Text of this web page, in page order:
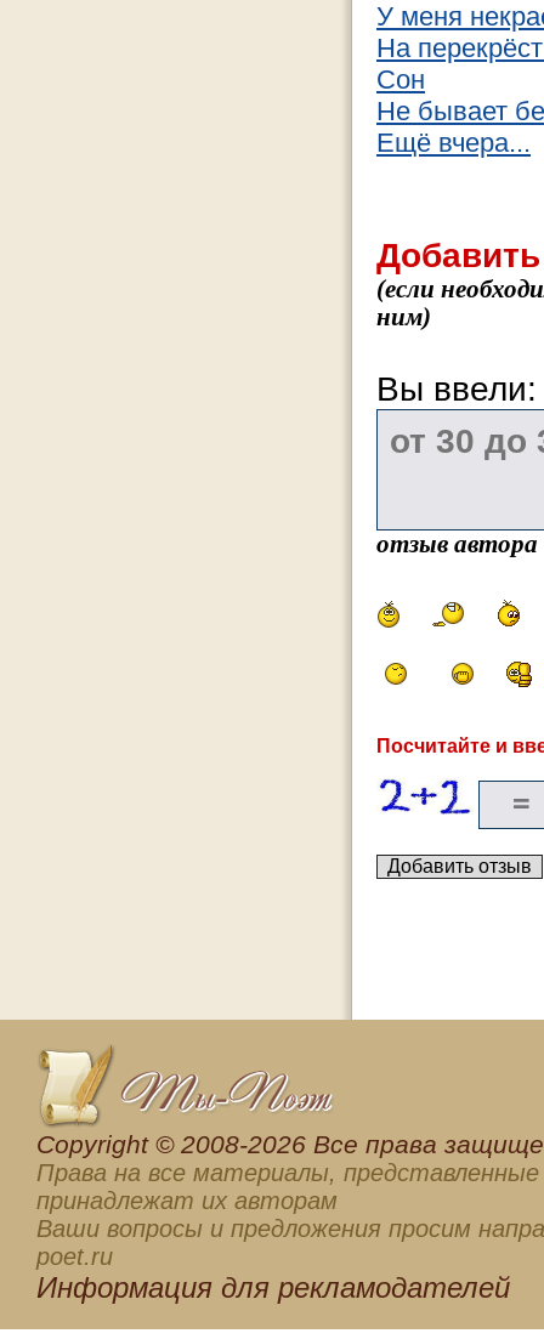
У меня
На
Сон
Не бывает
Ещё вчера...
(если
ним)
Вы
отзыв
Посчитайте и
Сopyright © 2008-2026 Все права
Права на все материалы, представленные
принадлежат их авторам
Ваши вопросы и предложения просим
poet.ru
Информация для рекламодателей